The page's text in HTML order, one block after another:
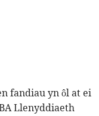
fandiau yn ôl at ei
Llenyddiaeth